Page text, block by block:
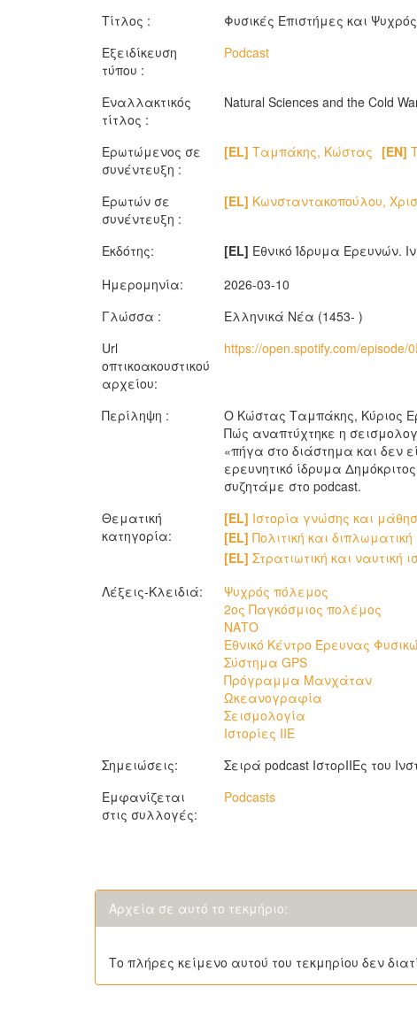
Τίτλος :
Φυσικές Επιστήμες και
Εξειδίκευση
τύπου :
Podcast
Εναλλακτικός
τίτλος :
Natural Sciences and the Cold
Ερωτώμενος σε
συνέντευξη :
[EL] Ταμπάκης, Κώστας [EN]
Ερωτών σε
συνέντευξη :
[EL] Κωνσταντακοπούλου,
Εκδότης: [EL] Εθνικό Ίδρυμα Ερευνών.
Ημερομηνία:
2026-03-10
Γλώσσα :
Ελληνικά Νέα (1453- )
Url
οπτικοακουστικού
αρχείου:
https://open.spotify.com/episode/
Περίληψη :
Ο Κώστας Ταμπάκης, Κύριος
Πώς αναπτύχτηκε η
«πήγα στο διάστημα και δεν
ερευνητικό ίδρυμα
συζητάμε στο podcast.
Θεματική
κατηγορία:
[EL] Ιστορία γνώσης και
[EL] Πολιτική και διπλωματική
[EL] Στρατιωτική και ναυτική
Λέξεις-Κλειδιά:
Ψυχρός πόλεμος
2ος Παγκόσμιος πολέμος
ΝΑΤΟ
Εθνικό Κέντρο Έρευνας
Σύστημα GPS
Πρόγραμμα Μανχάταν
Ωκεανογραφία
Σεισμολογία
Ιστορίες ΙΙΕ
Σημειώσεις:
Σειρά podcast ΙστορΙΙΕς του
Εμφανίζεται
στις συλλογές:
Podcasts
Αρχεία σε αυτό το τεκμήριο:
Το πλήρες κείμενο αυτού του τεκμηρίου δεν